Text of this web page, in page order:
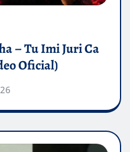
– Tu Imi Juri Ca
Oficial)